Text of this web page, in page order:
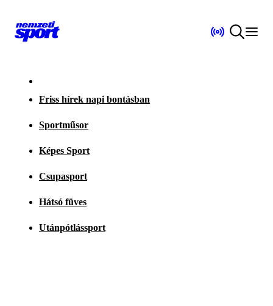
Friss hírek napi bontásban
Sportműsor
Képes Sport
Csupasport
Hátsó füves
Utánpótlássport